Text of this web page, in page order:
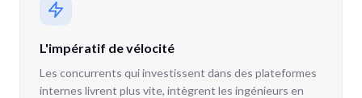
L'impératif de vélocité
Les concurrents qui investissent dans des plateformes
internes livrent plus vite, intègrent les ingénieurs en